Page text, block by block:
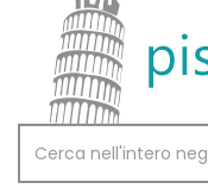
Prodotto